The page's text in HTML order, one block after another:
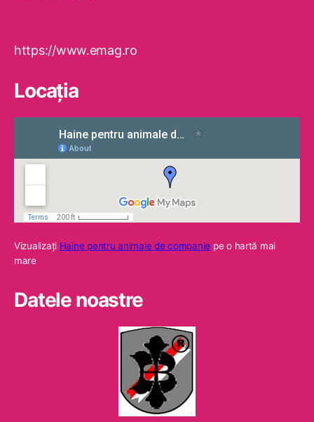
https://www.emag.ro
Locaţia
Vizualizaţi Haine pentru animale de companie pe o hartă mai
mare
Datele noastre